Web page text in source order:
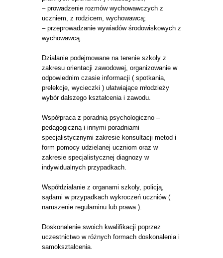
– prowadzenie rozmów wychowawczych z
uczniem, z rodzicem, wychowawcą;
– przeprowadzanie wywiadów środowiskowych z
wychowawcą.
Działanie podejmowane na terenie szkoły z
zakresu orientacji zawodowej, organizowanie w
odpowiednim czasie informacji ( spotkania,
prelekcje, wycieczki ) ułatwiające młodzieży
wybór dalszego kształcenia i zawodu.
Współpraca z poradnią psychologiczno –
pedagogiczną i innymi poradniami
specjalistycznymi zakresie konsultacji metod i
form pomocy udzielanej uczniom oraz w
zakresie specjalistycznej diagnozy w
indywidualnych przypadkach.
Współdziałanie z organami szkoły, policją,
sądami w przypadkach wykroczeń uczniów (
naruszenie regulaminu lub prawa ).
Doskonalenie swoich kwalifikacji poprzez
uczestnictwo w różnych formach doskonalenia i
samokształcenia.